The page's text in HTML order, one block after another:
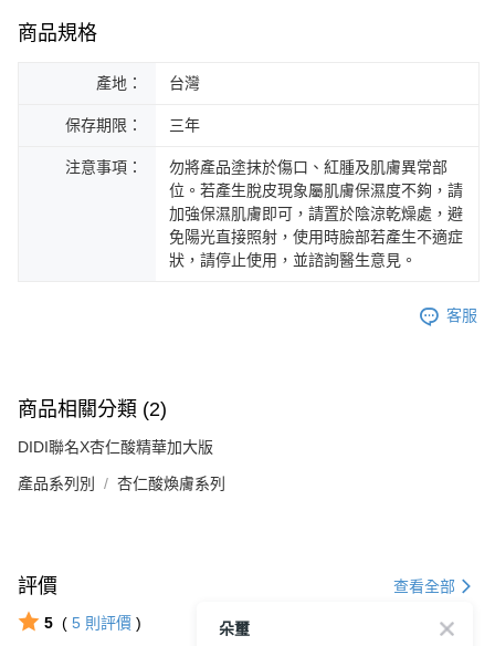
商品規格
產地： 台灣
保存期限： 三年
注意事項：
勿將產品塗抹於傷口、紅腫及肌膚異常部
位。若產生脫皮現象屬肌膚保濕度不夠，請
加強保濕肌膚即可，請置於陰涼乾燥處，避
免陽光直接照射，使用時臉部若產生不適症
狀，請停止使用，並諮詢醫生意見。
客服
商品相關分類 (2)
DIDI聯名X杏仁酸精華加大版
產品系列別 杏仁酸煥膚系列
評價 查看全部
5 ( 5 則評價 )
朵璽